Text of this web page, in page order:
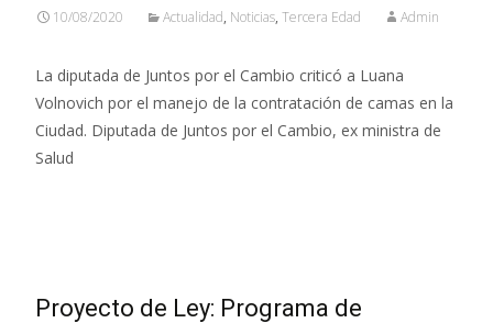
10/08/2020 Actualidad, Noticias, Tercera Edad Admin
La diputada de Juntos por el Cambio criticó a Luana
Volnovich por el manejo de la contratación de camas en la
Ciudad. Diputada de Juntos por el Cambio, ex ministra de
Salud
Proyecto de Ley: Programa de